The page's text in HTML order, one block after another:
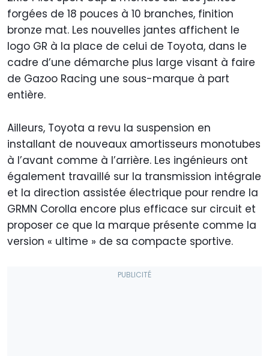
forgées de 18 pouces à 10 branches, finition
bronze mat. Les nouvelles jantes affichent le
logo GR à la place de celui de Toyota, dans le
cadre d’une démarche plus large visant à faire
de Gazoo Racing une sous-marque à part
entière.
Ailleurs, Toyota a revu la suspension en
installant de nouveaux amortisseurs monotubes
à l’avant comme à l’arrière. Les ingénieurs ont
également travaillé sur la transmission intégrale
et la direction assistée électrique pour rendre la
GRMN Corolla encore plus efficace sur circuit et
proposer ce que la marque présente comme la
version « ultime » de sa compacte sportive.